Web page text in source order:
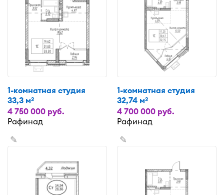
1-комнатная студия
33,3 м2
4 750 000 руб.
Рафинад
1-комнатная студия
32,74 м2
4 700 000 руб.
Рафинад
✎ ✎